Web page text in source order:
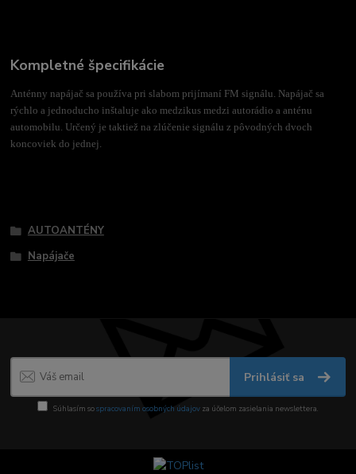
Kompletné špecifikácie
Anténny napájač sa používa pri slabom prijímaní FM signálu. Napájač sa
rýchlo a jednoducho inštaluje ako medzikus medzi autorádio a anténu
automobilu. Určený je taktiež na zlúčenie signálu z pôvodných dvoch
koncoviek do jednej.
AUTOANTÉNY
Napájače
Prihlásiť sa
Súhlasím sospracovaním osobných údajov za účelom zasielania newslettera.